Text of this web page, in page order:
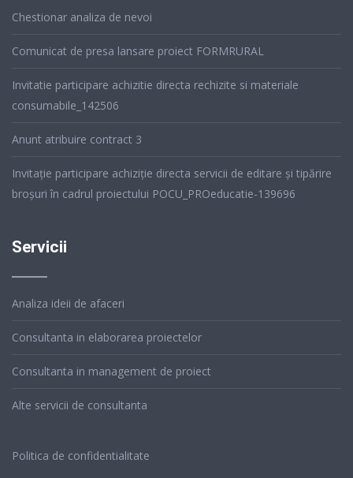
Chestionar analiza de nevoi
Comunicat de presa lansare proiect FORMRURAL
Invitatie participare achizitie directa rechizite si materiale
consumabile_142506
Anunt atribuire contract 3
Invitație participare achiziție directa servicii de editare și tipărire
broșuri în cadrul proiectului POCU_PROeducatie-139696
Servicii
Analiza ideii de afaceri
Consultanta in elaborarea proiectelor
Consultanta in management de proiect
Alte servicii de consultanta
Politica de confidentialitate